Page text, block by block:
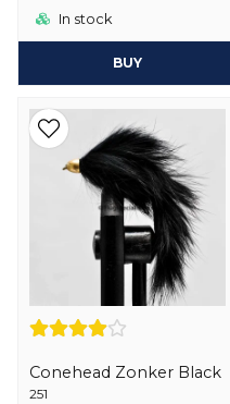
In stock
BUY
Conehead Zonker Black
251